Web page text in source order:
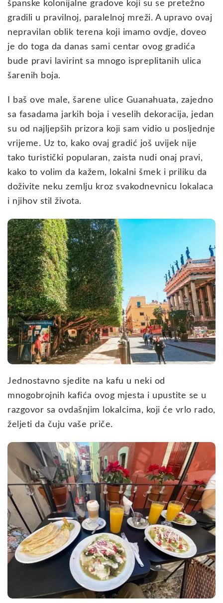
španske kolonijalne gradove koji su se pretežno
gradili u pravilnoj, paralelnoj mreži. A upravo ovaj
nepravilan oblik terena koji imamo ovdje, doveo
je do toga da danas sami centar ovog gradića
bude pravi lavirint sa mnogo ispreplitanih ulica
šarenih boja.
I baš ove male, šarene ulice Guanahuata, zajedno
sa fasadama jarkih boja i veselih dekoracija, jedan
su od najljepših prizora koji sam vidio u posljednje
vrijeme. Uz to, kako ovaj gradić još uvijek nije
tako turistički popularan, zaista nudi onaj pravi,
kako to volim da kažem, lokalni šmek i priliku da
doživite neku zemlju kroz svakodnevnicu lokalaca
i njihov stil života.
Jednostavno sjedite na kafu u neki od
mnogobrojnih kafića ovog mjesta i upustite se u
razgovor sa ovdašnjim lokalcima, koji će vrlo rado,
željeti da čuju vaše priče.